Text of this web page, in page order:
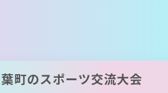
町のスポーツ交流大会